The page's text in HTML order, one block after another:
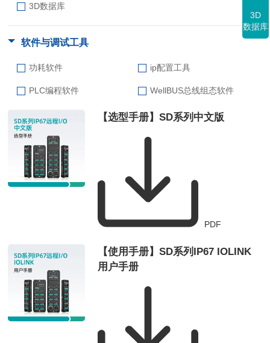
3D数据库
软件与调试工具
功耗软件 ip配置工具
PLC编程软件 WellBUS总线组态软件
【选型手册】SD系列中文版
PDF
【使用手册】SD系列IP67 IOLINK
用户手册
3D
数据库